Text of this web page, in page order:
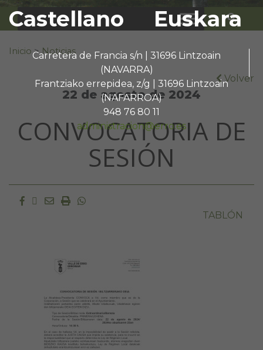
Castellano Euskara
Carretera de Francia s/n | 31696 Lintzoain
(NAVARRA)
Frantziako errepidea, z/g | 31696 Lintzoain
(NAFARROA)
948 76 80 11
administracion@erro.es
Buscar:
Inicio > Noticias
Volver
22 de agosto de 2024
CONVOCATORIA DE
SESIÓN
Facebook
Twitter
EmailImprimir
Whatsapp
TABLÓN